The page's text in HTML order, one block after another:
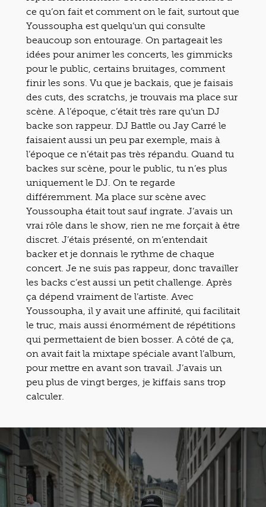
ce qu’on fait et comment on le fait, surtout que
Youssoupha est quelqu’un qui consulte
beaucoup son entourage. On partageait les
idées pour animer les concerts, les gimmicks
pour le public, certains bruitages, comment
finir les sons. Vu que je backais, que je faisais
des cuts, des scratchs, je trouvais ma place sur
scène. A l’époque, c’était très rare qu’un DJ
backe son rappeur. DJ Battle ou Jay Carré le
faisaient aussi un peu par exemple, mais à
l’époque ce n’était pas très répandu. Quand tu
backes sur scène, pour le public, tu n’es plus
uniquement le DJ. On te regarde
différemment. Ma place sur scène avec
Youssoupha était tout sauf ingrate. J’avais un
vrai rôle dans le show, rien ne me forçait à être
discret. J’étais présenté, on m’entendait
backer et je donnais le rythme de chaque
concert. Je ne suis pas rappeur, donc travailler
les backs c’est aussi un petit challenge. Après
ça dépend vraiment de l’artiste. Avec
Youssoupha, il y avait une affinité, qui facilitait
le truc, mais aussi énormément de répétitions
qui permettaient de bien bosser. A côté de ça,
on avait fait la mixtape spéciale avant l’album,
pour mettre en avant son travail. J’avais un
peu plus de vingt berges, je kiffais sans trop
calculer.